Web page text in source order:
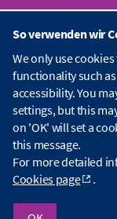
Über Cochrane
C
o
c
h
r
a
n
e
o
Publikationen
C
o
c
h
Kontaktieren Sie
A
So verwenden wir
We only use
functionality such
accessibility. You
settings, but this
on 'OK' will set a
this message.
For more detailed
Cookies page
.